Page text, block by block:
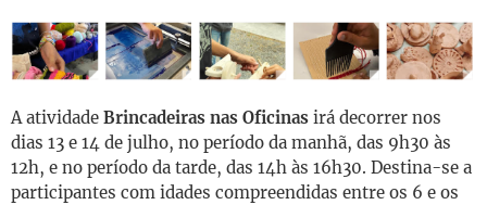
A atividade Brincadeiras nas Oficinas irá decorrer nos
dias 13 e 14 de julho, no período da manhã, das 9h30 às
12h, e no período da tarde, das 14h às 16h30. Destina-se a
participantes com idades compreendidas entre os 6 e os